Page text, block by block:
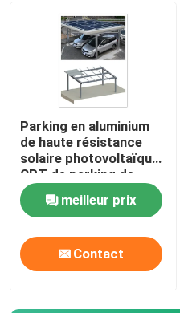
Parking en aluminium
de haute résistance
solaire photovoltaïque
CPT de parking de
systèmes de support
de picovoltemeilleur prix
Contact